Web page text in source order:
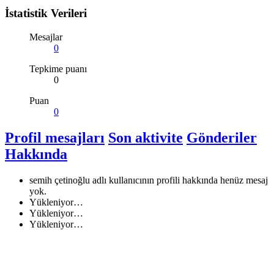
İstatistik Verileri
Mesajlar
0
Tepkime puanı
0
Puan
0
Profil mesajları Son aktivite Gönderiler
Hakkında
semih çetinoğlu adlı kullanıcının profili hakkında henüz mesaj
yok.
Yükleniyor…
Yükleniyor…
Yükleniyor…